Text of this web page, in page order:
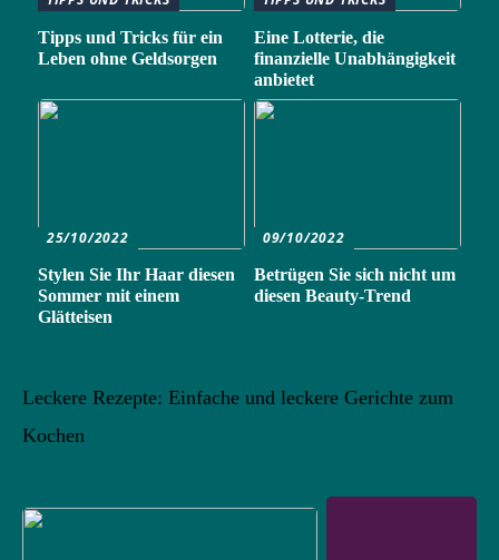
Tipps und Tricks für ein
Leben ohne Geldsorgen
Eine Lotterie, die
finanzielle Unabhängigkeit
anbietet
25/10/2022
Stylen Sie Ihr Haar diesen
Sommer mit einem
Glätteisen
09/10/2022
Betrügen Sie sich nicht um
diesen Beauty-Trend
Leckere Rezepte: Einfache und leckere Gerichte zum
Kochen